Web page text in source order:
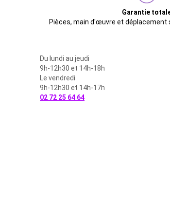
Garantie
Pièces, main d'œuvre et déplacement
Du lundi au jeudi
9h-12h30 et 14h-18h
Le vendredi
9h-12h30 et 14h-17h
02 72 25 64 64